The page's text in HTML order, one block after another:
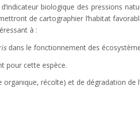
biologique des pressions
de cartographier l’habitat
à :
dans le fonctionnement des
pour cette espèce.
récolte) et de dégradation de